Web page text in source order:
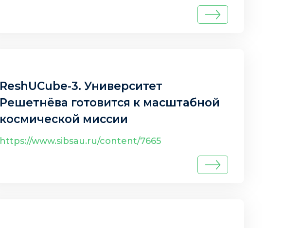
ReshUCube-3. Университет
Решетнёва готовится к масштабной
космической миссии
https://www.sibsau.ru/content/7665